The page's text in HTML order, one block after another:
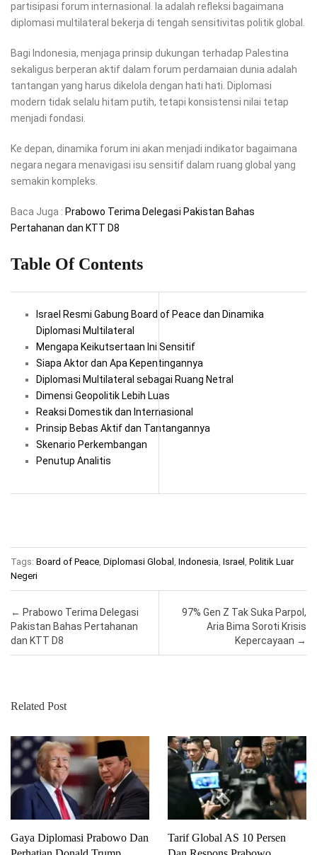
partisipasi forum internasional. Ia adalah refleksi bagaimana
diplomasi multilateral bekerja di tengah sensitivitas politik global.
Bagi Indonesia, menjaga prinsip dukungan terhadap Palestina
sekaligus berperan aktif dalam forum perdamaian dunia adalah
tantangan yang harus dikelola dengan hati hati. Diplomasi
modern tidak selalu hitam putih, tetapi konsistensi nilai tetap
menjadi fondasi.
Ke depan, dinamika forum ini akan menjadi indikator bagaimana
negara negara menavigasi isu sensitif dalam ruang global yang
semakin kompleks.
Baca Juga : Prabowo Terima Delegasi Pakistan Bahas
Pertahanan dan KTT D8
Table Of Contents
Israel Resmi Gabung Board of Peace dan Dinamika
Diplomasi Multilateral
Mengapa Keikutsertaan Ini Sensitif
Siapa Aktor dan Apa Kepentingannya
Diplomasi Multilateral sebagai Ruang Netral
Dimensi Geopolitik Lebih Luas
Reaksi Domestik dan Internasional
Prinsip Bebas Aktif dan Tantangannya
Skenario Perkembangan
Penutup Analitis
Tags: Board of Peace, Diplomasi Global , Indonesia, Israel , Politik Luar
Negeri
Post navigation
← Prabowo Terima Delegasi
Pakistan Bahas Pertahanan
dan KTT D8
97% Gen Z Tak Suka Parpol,
Aria Bima Soroti Krisis
Kepercayaan →
Related Post
Gaya Diplomasi Prabowo Dan
Tarif Global AS 10 Persen